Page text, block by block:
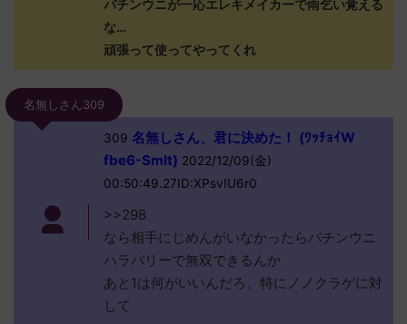
バチンウニが一応エレキメイカーで雨乞い覚える
な…
頑張って使ってやってくれ
名無しさん309
309 名無しさん、君に決めた！ (ﾜｯﾁｮｲW
fbe6-Smlt) 2022/12/09(金)
00:50:49.27ID:XPsvIU6r0
>>298
なら相手にじめんがいなかったらバチンウニ
ハラバリーで無双できるんか
あと1は何がいいんだろ、特にノノクラゲに対
して